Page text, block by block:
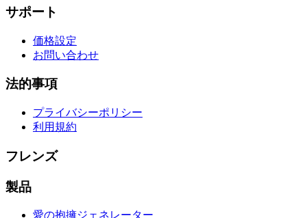
サポート
価格設定
お問い合わせ
法的事項
プライバシーポリシー
利用規約
フレンズ
製品
愛の抱擁ジェネレーター